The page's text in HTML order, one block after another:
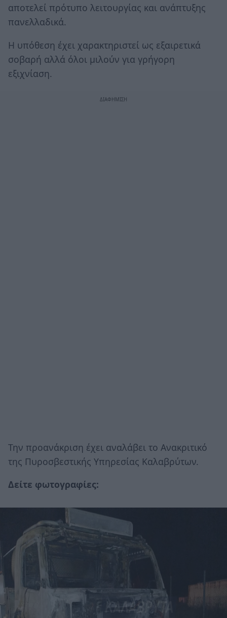
αποτελεί πρότυπο λειτουργίας και ανάπτυξης
πανελλαδικά.
Η υπόθεση έχει χαρακτηριστεί ως εξαιρετικά
σοβαρή αλλά όλοι μιλούν για γρήγορη
εξιχνίαση.
Την προανάκριση έχει αναλάβει το Ανακριτικό
της Πυροσβεστικής Υπηρεσίας Καλαβρύτων.
Δείτε φωτογραφίες: